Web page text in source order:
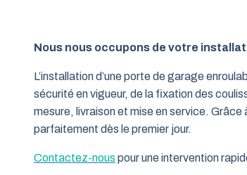
Nous nous occupons de votre
L’installation d’une porte de garage
sécurité en vigueur, de la fixation des
mesure, livraison et mise en service.
parfaitement dès le premier jour.
Contactez-nous pour une intervention